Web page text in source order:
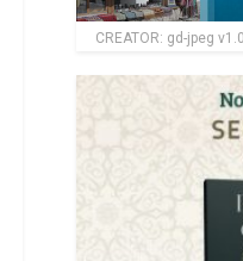
CREATOR: gd-jpeg